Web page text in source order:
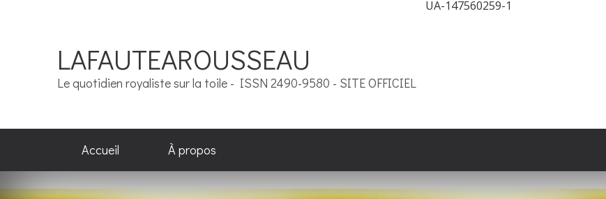
UA-147560259-1
LAFAUTEAROUSSEAU
Le quotidien royaliste sur la toile - ISSN 2490-9580 - SITE OFFICIEL
Accueil À propos